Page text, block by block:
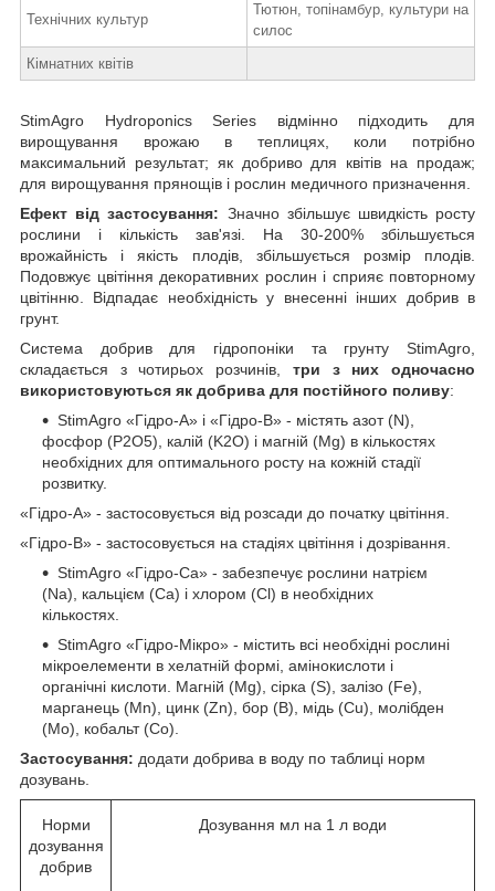
Технічних культур
Тютюн, топінамбур, культури на
силос
Кімнатних квітів
StimAgro Hydroponics Series відмінно підходить для
вирощування врожаю в теплицях, коли потрібно
максимальний результат; як добриво для квітів на продаж;
для вирощування прянощів і рослин медичного призначення.
Ефект від застосування: Значно збільшує швидкість росту
рослини і кількість зав'язі. На 30-200% збільшується
врожайність і якість плодів, збільшується розмір плодів.
Подовжує цвітіння декоративних рослин і сприяє повторному
цвітінню. Відпадає необхідність у внесенні інших добрив в
грунт.
Система добрив для гідропоніки та грунту StimAgro,
складається з чотирьох розчинів, три з них одночасно
використовуються як добрива для постійного поливу:
StimAgro «Гідро-А» і «Гідро-В» - містять азот (N),
фосфор (P2O5), калій (K2O) і магній (Mg) в кількостях
необхідних для оптимального росту на кожній стадії
розвитку.
«Гідро-А» - застосовується від розсади до початку цвітіння.
«Гідро-В» - застосовується на стадіях цвітіння і дозрівання.
StimAgro «Гідро-Ca» - забезпечує рослини натрієм
(Na), кальцієм (Ca) і хлором (Cl) в необхідних
кількостях.
StimAgro «Гідро-Мікро» - містить всі необхідні рослині
мікроелементи в хелатній формі, амінокислоти і
органічні кислоти. Магній (Mg), сірка (S), залізо (Fe),
марганець (Mn), цинк (Zn), бор (B), мідь (Cu), молібден
(Mo), кобальт (Co).
Застосування: додати добрива в воду по таблиці норм
дозувань.
Норми
дозування
добрив
Дозування мл на 1 л води